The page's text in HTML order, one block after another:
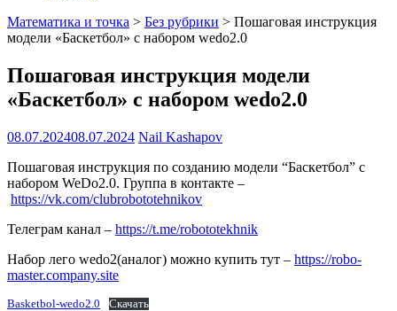
Математика и точка > Без рубрики > Пошаговая инструкция
модели «Баскетбол» с набором wedo2.0
Пошаговая инструкция модели
«Баскетбол» с набором wedo2.0
08.07.202408.07.2024 Nail Kashapov
Пошаговая инструкция по созданию модели “Баскетбол” с
набором WeDo2.0. Группа в контакте –
https://vk.com/clubrobototehnikov
Телеграм канал – https://t.me/robototekhnik
Набор лего wedo2(аналог) можно купить тут – https://robo-
master.company.site
Basketbol-wedo2.0
Скачать